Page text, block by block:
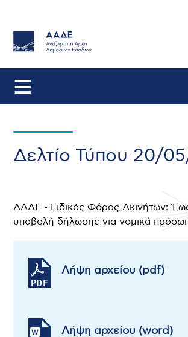
Δελτίο Τύπου 20/
ΑΑΔΕ - Ειδικός Φόρος Ακινήτων:
υποβολή δήλωσης για νομικά
Λήψη αρχείου (pdf)
Λήψη αρχείου (word)